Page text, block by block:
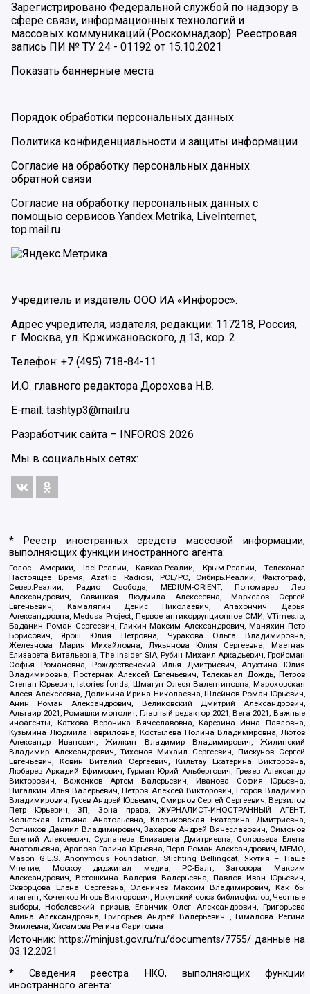
Зарегистрировано Федеральной службой по надзору в
сфере связи, информационных технологий и
массовых коммуникаций (Роскомнадзор). Реестровая
запись ПИ № ТУ 24 - 01192 от 15.10.2021
Показать баннерные места
Порядок обработки персональных данных
Политика конфиденциальности и защиты информации
Согласие на обработку персональных данных
обратной связи
Согласие на обработку персональных данных с
помощью сервисов Yandex.Metrika, LiveInternet,
top.mail.ru
Учредитель и издатель ООО ИА «Инфорос».
Адрес учредителя, издателя, редакции: 117218, Россия,
г. Москва, ул. Кржижановского, д.13, кор. 2
Телефон: +7 (495) 718-84-11
И.О. главного редактора Дорохова Н.В.
E-mail: tashtyp3@mail.ru
Разработчик сайта – INFOROS 2026
Мы в социальных сетях:
* Реестр иностранных средств массовой информации,
выполняющих функции иностранного агента:
Голос Америки, Idel.Реалии, Кавказ.Реалии, Крым.Реалии, Телеканал
Настоящее Время, Azatliq Radiosi, PCE/PC, Сибирь.Реалии, Фактограф,
Север.Реалии, Радио Свобода, MEDIUM-ORIENT, Пономарев Лев
Александрович, Савицкая Людмила Алексеевна, Маркелов Сергей
Евгеньевич, Камалягин Денис Николаевич, Апахончич Дарья
Александровна, Medusa Project, Первое антикоррупционное СМИ, VTimes.io,
Баданин Роман Сергеевич, Гликин Максим Александрович, Маняхин Петр
Борисович, Ярош Юлия Петровна, Чуракова Ольга Владимировна,
Железнова Мария Михайловна, Лукьянова Юлия Сергеевна, Маетная
Елизавета Витальевна, The Insider SIA, Рубин Михаил Аркадьевич, Гройсман
Софья Романовна, Рождественский Илья Дмитриевич, Апухтина Юлия
Владимировна, Постернак Алексей Евгеньевич, Телеканал Дождь, Петров
Степан Юрьевич, Istories fonds, Шмагун Олеся Валентиновна, Мароховская
Алеся Алексеевна, Долинина Ирина Николаевна, Шлейнов Роман Юрьевич,
Анин Роман Александрович, Великовский Дмитрий Александрович,
Альтаир 2021, Ромашки монолит, Главный редактор 2021, Вега 2021, Важные
иноагенты, Каткова Вероника Вячеславовна, Карезина Инна Павловна,
Кузьмина Людмила Гавриловна, Костылева Полина Владимировна, Лютов
Александр Иванович, Жилкин Владимир Владимирович, Жилинский
Владимир Александрович, Тихонов Михаил Сергеевич, Пискунов Сергей
Евгеньевич, Ковин Виталий Сергеевич, Кильтау Екатерина Викторовна,
Любарев Аркадий Ефимович, Гурман Юрий Альбертович, Грезев Александр
Викторович, Важенков Артем Валерьевич, Иванова София Юрьевна,
Пигалкин Илья Валерьевич, Петров Алексей Викторович, Егоров Владимир
Владимирович, Гусев Андрей Юрьевич, Смирнов Сергей Сергеевич, Верзилов
Петр Юрьевич, ЗП, Зона права, ЖУРНАЛИСТ-ИНОСТРАННЫЙ АГЕНТ,
Вольтская Татьяна Анатольевна, Клепиковская Екатерина Дмитриевна,
Сотников Даниил Владимирович, Захаров Андрей Вячеславович, Симонов
Евгений Алексеевич, Сурначева Елизавета Дмитриевна, Соловьева Елена
Анатольевна, Арапова Галина Юрьевна, Перл Роман Александрович, МЕМО,
Mason G.E.S. Anonymous Foundation, Stichting Bellingcat, Якутия – Наше
Мнение, Москоу диджитал медиа, РС-Балт, Заговора Максим
Александрович, Ветошкина Валерия Валерьевна, Павлов Иван Юрьевич,
Скворцова Елена Сергеевна, Оленичев Максим Владимирович, Как бы
инагент, Кочетков Игорь Викторович, Иркутский союз библиофилов, Честные
выборы, Нобелевский призыв, Еланчик Олег Александрович, Григорьева
Алина Александровна, Григорьев Андрей Валерьевич , Гималова Регина
Эмилевна, Хисамова Регина Фаритовна
Источник: https://minjust.gov.ru/ru/documents/7755/ данные на
03.12.2021
* Сведения реестра НКО, выполняющих функции
иностранного агента: